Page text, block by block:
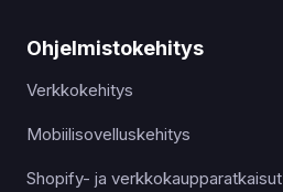
Ohjelmistokehitys
Verkkokehitys
Mobiilisovelluskehitys
Shopify- ja verkkokaupparatkaisut